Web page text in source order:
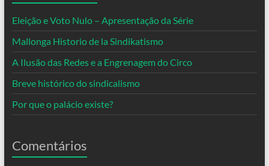
Eleição e Voto Nulo – Apresentação da Série
Mallonga Historio de la Sindikatismo
A Ilusão das Redes e a Engrenagem do Circo
Breve histórico do sindicalismo
Por que o palácio existe?
Comentários